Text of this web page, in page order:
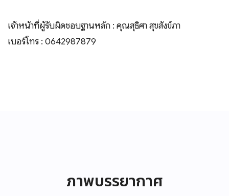
เจ้าหน้าที่ผู้รับผิดชอบฐานหลัก : คุณสุธิศา สุขสังข์ภา
เบอร์โทร : 0642987879
ภาพบรรยากาศ